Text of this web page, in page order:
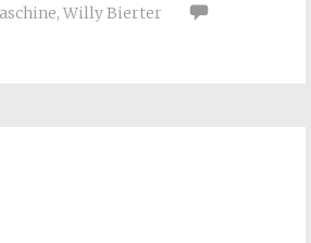
, Willy Bierter